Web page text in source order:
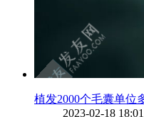
植发2000个毛囊单位
2023-02-18